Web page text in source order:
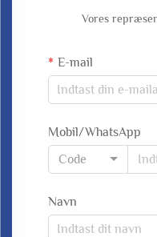
Vores
E-mail
Mobil/WhatsApp
Code
Navn